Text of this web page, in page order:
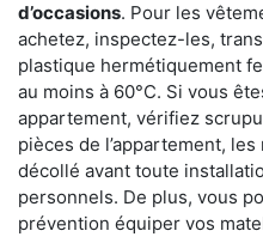
d’occasions. Pour les
achetez, inspectez-les,
plastique hermétiquement
au moins à 60°C. Si vous
appartement, vérifiez
pièces de l’appartement,
décollé avant toute
personnels. De plus, vous
prévention équiper vos